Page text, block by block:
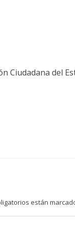
Ciudadana del
están